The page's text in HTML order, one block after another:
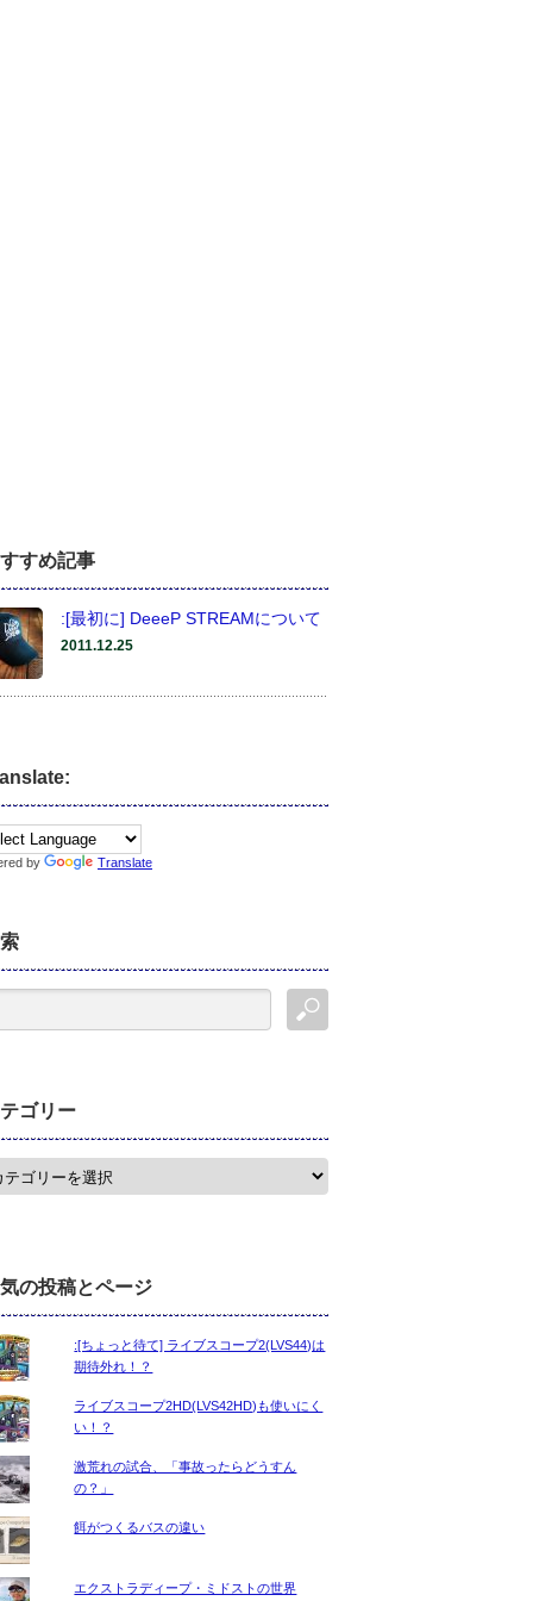
すめ記事
:[最初に] DeeeP STREAMについて
2011.12.25
by Translate
ゴリー
の投稿とページ
:[ちょっと待て] ライブスコープ2(LVS44)は
期待外れ！？
ライブスコープ2HD(LVS42HD)も使いにく
い！？
激荒れの試合、「事故ったらどうすん
の？」
餌がつくるバスの違い
エクストラディープ・ミドストの世界